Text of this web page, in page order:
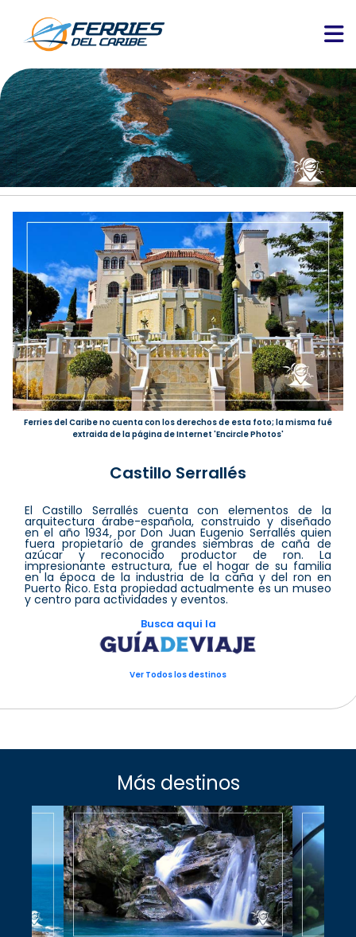
Ferries del Caribe no cuenta con los derechos de esta foto; la misma fué
extraida de la página de Internet 'Encircle Photos'
Castillo Serrallés
El Castillo Serrallés cuenta con elementos de la
arquitectura árabe-española, construido y diseñado
en el año 1934, por Don Juan Eugenio Serrallés quien
fuera propietarío de grandes siembras de caña de
azúcar y reconocido productor de ron. La
impresionante estructura, fue el hogar de su familia
en la época de la industria de la caña y del ron en
Puerto Rico. Esta propiedad actualmente es un museo
y centro para actividades y eventos.
Busca aqui la
Ver Todos los destinos
Más destinos